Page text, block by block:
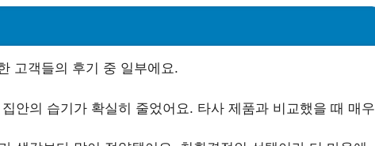
고객들의 후기 중 일부에요.
안의 습기가 확실히 줄었어요. 타사 제품과 비교했을 때 매우